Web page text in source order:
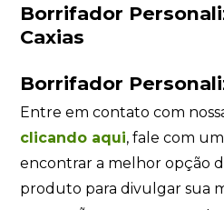
Borrifador
Caxias
Borrifador
Entre em contato com
clicando aqui, fale com
encontrar a melhor opção
produto para divulgar sua